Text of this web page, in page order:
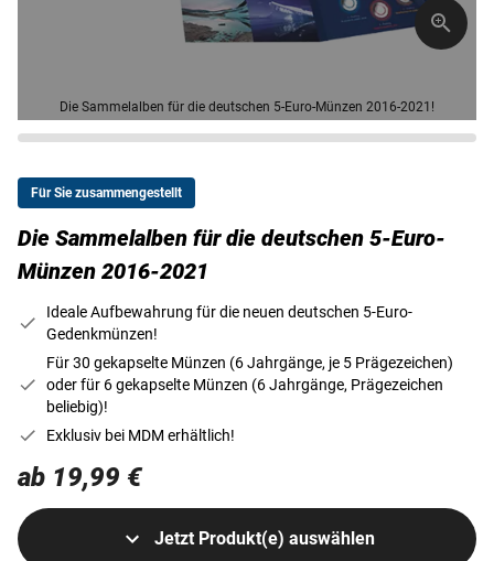
Die Sammelalben für die deutschen 5-Euro-Münzen 2016-2021!
Für Sie zusammengestellt
Die Sammelalben für die deutschen 5-Euro-
Münzen 2016-2021
Ideale Aufbewahrung für die neuen deutschen 5-Euro-
Gedenkmünzen!
Für 30 gekapselte Münzen (6 Jahrgänge, je 5 Prägezeichen)
oder für 6 gekapselte Münzen (6 Jahrgänge, Prägezeichen
beliebig)!
Exklusiv bei MDM erhältlich!
ab 19,99 €
Jetzt Produkt(e) auswählen